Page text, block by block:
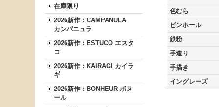
在庫限り
2026新作：CAMPANULA
カンパニュラ
2026新作：ESTUCO エスタ
コ
2026新作：KAIRAGI カイラ
ギ
2026新作：BONHEUR ボヌ
ール
色むら
ピンホール
鉄粉
手造り
手描き
イングレーズ